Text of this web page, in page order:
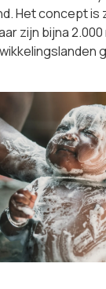
Het concept is
zijn bijna